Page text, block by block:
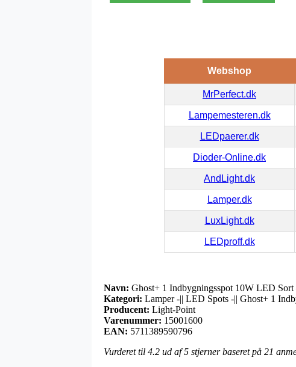
Webshop
MrPerfect.dk
Lampemesteren.dk
LEDpaerer.dk
Dioder-Online.dk
AndLight.dk
Lamper.dk
LuxLight.dk
LEDproff.dk
Navn: Ghost+ 1 Indbygningsspot 10W LED
Kategori: Lamper -|| LED Spots -|| Ghost+ 1
Producent: Light-Point
Varenummer: 15001600
EAN: 5711389590796
Vurderet til 4.2 ud af 5 stjerner baseret på 21